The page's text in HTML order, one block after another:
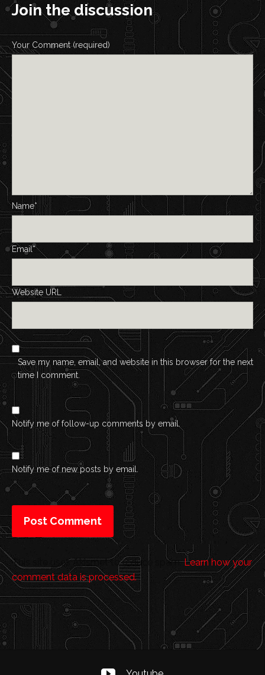
Join the discussion
Your Comment (required)
Name*
Email*
Website URL
Save my name, email, and website in this browser for the next
time I comment.
Notify me of follow-up comments by email.
Notify me of new posts by email.
This site uses Akismet to reduce spam.Learn how your
comment data is processed.